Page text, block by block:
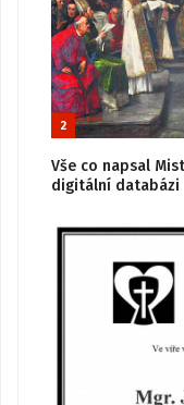
2
Vše co napsal
digitální databázi